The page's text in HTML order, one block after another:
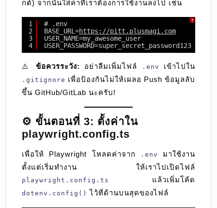
กต์) จากนั้นใส่ค่าที่เราต้องการใช้งานลงไป เช่น
?
1
2
3
4
# .env
BASE_URL=https://pitt.plusmagi.com
USER_NAME=my_awesome_user
USER_PASSWORD=super_secret_password123
⚠️ ข้อควรระวัง: อย่าลืมเพิ่มไฟล์ .env เข้าไปใน
.gitignore เพื่อป้องกันไม่ให้เผลอ Push ข้อมูลลับ
ขึ้น GitHub/GitLab นะครับ!
⚙️ ขั้นตอนที่ 3: ตั้งค่าใน
playwright.config.ts
เพื่อให้ Playwright โหลดค่าจาก .env
มาใช้งาน
ตั้งแต่เริ่มทำงาน ให้เราไปเปิดไฟล์
playwright.config.ts แล้วเพิ่มโค้ด
dotenv.config() ไว้ที่ด้านบนสุดของไฟล์